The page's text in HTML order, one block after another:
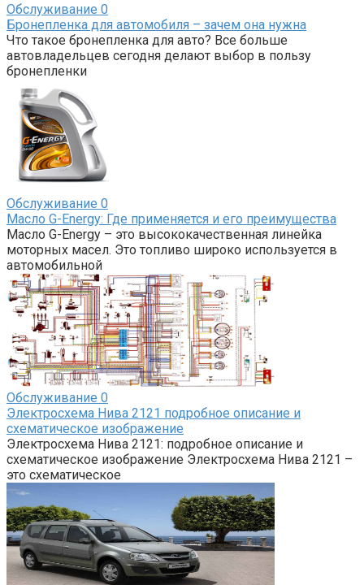
Обслуживание 0
Бронепленка для автомобиля – зачем она нужна
Что такое бронепленка для авто? Все больше
автовладельцев сегодня делают выбор в пользу
бронепленки
Обслуживание 0
Масло G-Energy: Где применяется и его преимущества
Масло G-Energy – это высококачественная линейка
моторных масел. Это топливо широко используется в
автомобильной
Обслуживание 0
Электросхема Нива 2121 подробное описание и
схематическое изображение
Электросхема Нива 2121: подробное описание и
схематическое изображение Электросхема Нива 2121 –
это схематическое